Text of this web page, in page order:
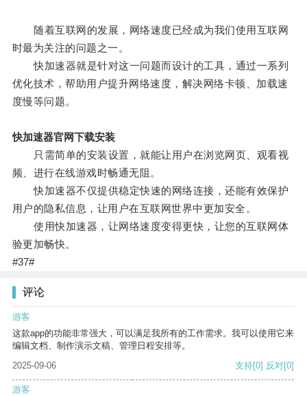
随着互联网的发展，网络速度已经成为我们使用互联网
时最为关注的问题之一。
快加速器就是针对这一问题而设计的工具，通过一系列
优化技术，帮助用户提升网络速度，解决网络卡顿、加载速
度慢等问题。
快加速器官网下载安装
只需简单的安装设置，就能让用户在浏览网页、观看视
频、进行在线游戏时畅通无阻。
快加速器不仅提供稳定快速的网络连接，还能有效保护
用户的隐私信息，让用户在互联网世界中更加安全。
使用快加速器，让网络速度变得更快，让您的互联网体
验更加畅快。
#37#
评论
游客
这款app的功能非常强大，可以满足我所有的工作需求。我可以使用它来
编辑文档、制作演示文稿、管理日程安排等。
2025-09-06
支持[0] 反对[0]
游客